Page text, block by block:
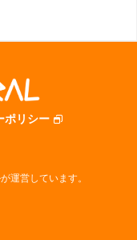
ポリシー
運営しています。